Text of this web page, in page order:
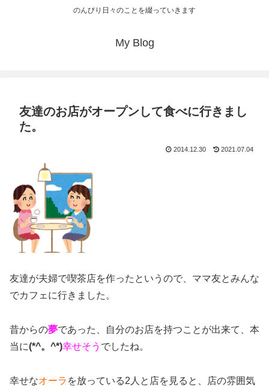
のんびり日々のことを綴っていきます
My Blog
友達のお店がオープンして食べに行きまし
た。
2014.12.30 2021.07.04
友達が夫婦で喫茶店を作ったというので、ママ友とみんな
でカフェに行きました。
昔からの夢であった、自分のお店を持つことが出来て、本
当に(*^。^*)幸せそう でしたね。
幸せなオーラ を放っている2人と店を見ると、店の雰囲気